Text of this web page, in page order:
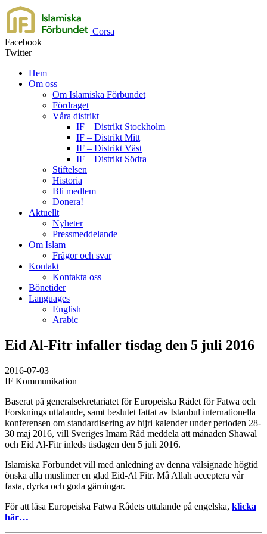
Corsa
Facebook
Twitter
Hem
Om oss
Om Islamiska Förbundet
Fördraget
Våra distrikt
IF – Distrikt Stockholm
IF – Distrikt Mitt
IF – Distrikt Väst
IF – Distrikt Södra
Stiftelsen
Historia
Bli medlem
Donera!
Aktuellt
Nyheter
Pressmeddelande
Om Islam
Frågor och svar
Kontakt
Kontakta oss
Bönetider
Languages
English
Arabic
Eid Al-Fitr infaller tisdag den 5 juli 2016
2016-07-03
IF Kommunikation
Baserat på generalsekretariatet för Europeiska Rådet för Fatwa och
Forsknings uttalande, samt beslutet fattat av Istanbul internationella
konferensen om standardisering av hijri kalender under perioden 28-
30 maj 2016, vill Sveriges Imam Råd meddela att månaden Shawal
och Eid Al-Fitr inleds tisdagen den 5 juli 2016.
Islamiska Förbundet vill med anledning av denna välsignade högtid
önska alla muslimer en glad Eid-Al Fitr. Må Allah acceptera vår
fasta, dyrka och goda gärningar.
För att läsa Europeiska Fatwa Rådets uttalande på engelska, klicka
här…